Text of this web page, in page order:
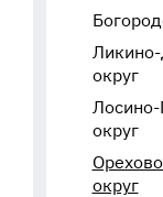
округ
округ
округ